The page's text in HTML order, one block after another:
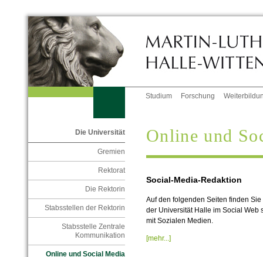
Studium Forschung
Die Universität
Gremien
Rektorat
Die Rektorin
Stabsstellen der Rektorin
Stabsstelle Zentrale
Kommunikation
Online und Social Media
Online und
Social-Media-Redaktion
Auf den folgenden Seiten finden
der Universität Halle im Social Web
mit Sozialen Medien.
[mehr...]